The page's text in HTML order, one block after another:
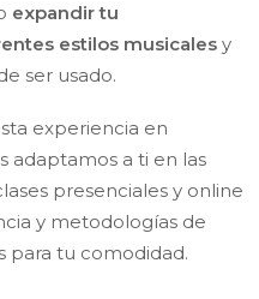
expandir tu
estilos musicales y
ser usado.
experiencia en
adaptamos a ti en las
presenciales y online
y metodologías de
para tu comodidad.